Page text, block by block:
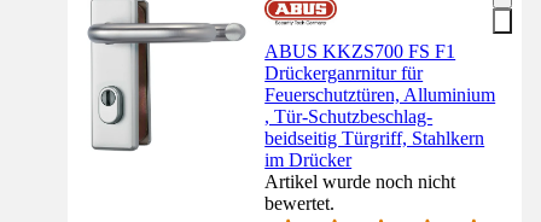
ABUS KKZS700 FS F1
Drückerganrnitur für
Feuerschutztüren, Alluminium
, Tür-Schutzbeschlag-
beidseitig Türgriff, Stahlkern
im Drücker
Artikel wurde noch nicht
bewertet.